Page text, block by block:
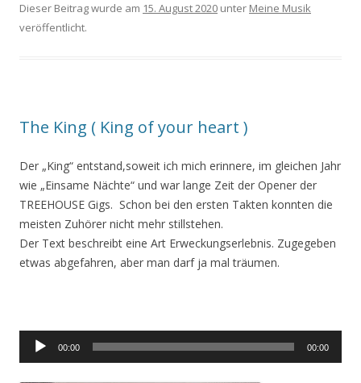
Dieser Beitrag wurde am 15. August 2020 unter Meine Musik
veröffentlicht.
The King ( King of your heart )
Der „King“ entstand,soweit ich mich erinnere, im gleichen Jahr
wie „Einsame Nächte“ und war lange Zeit der Opener der
TREEHOUSE Gigs. Schon bei den ersten Takten konnten die
meisten Zuhörer nicht mehr stillstehen.
Der Text beschreibt eine Art Erweckungserlebnis. Zugegeben
etwas abgefahren, aber man darf ja mal träumen.
Audio-
00:00 00:00